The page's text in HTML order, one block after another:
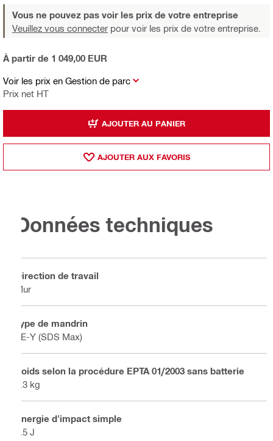
Vous ne pouvez pas voir les prix de votre entreprise
Veuillez vous connecter pour voir les prix de votre entreprise.
Voir les prix en Gestion de parc
Prix net HT
À partir de 1 049,00 EUR
AJOUTER AU PANIER
AJOUTER AUX FAVORIS
Données techniques
Direction de travail
Mur
Type de mandrin
TE-Y (SDS Max)
Poids selon la procédure EPTA 01/2003 sans batterie
6.3 kg
Énergie d'impact simple
8.5 J